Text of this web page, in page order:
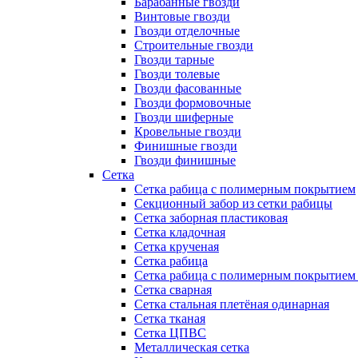
Винтовые гвозди
Гвозди отделочные
Строительные гвозди
Гвозди тарные
Гвозди толевые
Гвозди фасованные
Гвозди формовочные
Гвозди шиферные
Кровельные гвозди
Финишные гвозди
Гвозди финишные
Сетка
Сетка рабица с полимерным покрытием
Секционный забор из сетки рабицы
Сетка заборная пластиковая
Сетка кладочная
Сетка крученая
Сетка рабица
Сетка рабица с полимерным покрытием
Сетка сварная
Сетка стальная плетёная одинарная
Сетка тканая
Сетка ЦПВС
Металлическая сетка